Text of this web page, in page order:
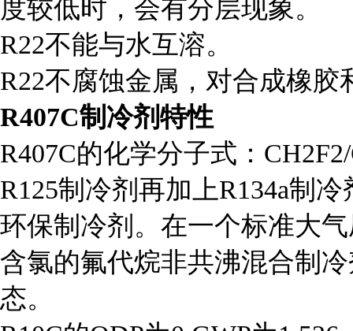
度较低时，会有分层现象。
R22不能与水互溶。
R22不腐蚀金属，对合成橡
R407C制冷剂特性
R407C的化学分子式：
R125制冷剂再加上R134a制
环保制冷剂。在一个标准大
含氯的氟代烷非共沸混合制
态。